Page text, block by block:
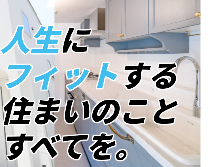
人生に
フィットする
住まいのこと
すべてを。